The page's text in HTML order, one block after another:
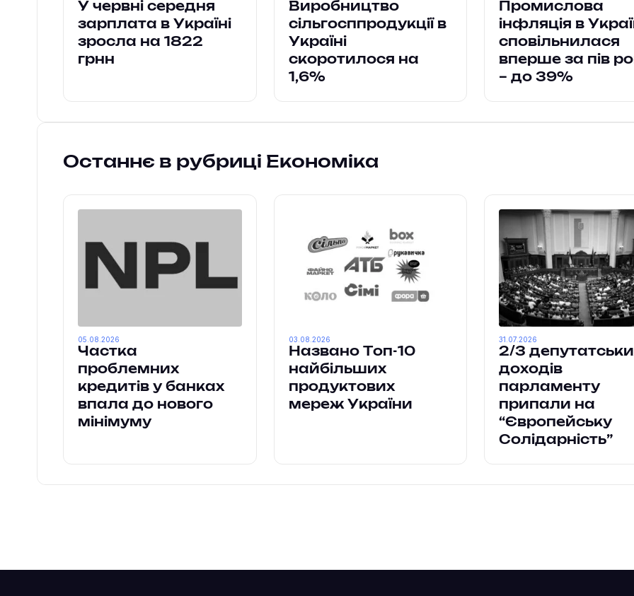
У червні середня
зарплата в Україні
зросла на 1822
грнн
Виробництво
сільгосппродукції в
Україні
скоротилося на
1,6%
Промислова
інфляція в
сповільнилася
вперше за пів
– до 39%
Останнє в рубриці Економіка
Частка
проблемних
кредитів у банках
впала до нового
мінімуму
05.08.2026
Названо Топ-10
найбільших
продуктових
мереж України
03.08.2026
2/3
доходів
парламенту
припали на
“Європейську
Солідарність”
31.07.2026